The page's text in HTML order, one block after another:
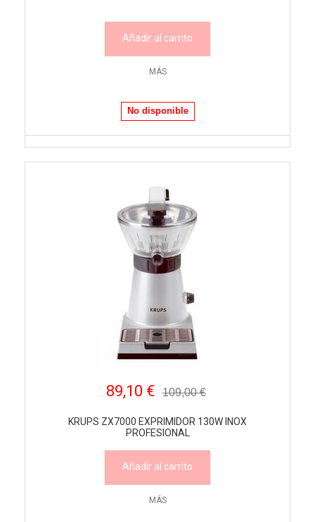
Añadir al carrito
MÁS
No disponible
89,10 € 109,00 €
KRUPS ZX7000 EXPRIMIDOR 130W INOX
PROFESIONAL
Añadir al carrito
MÁS